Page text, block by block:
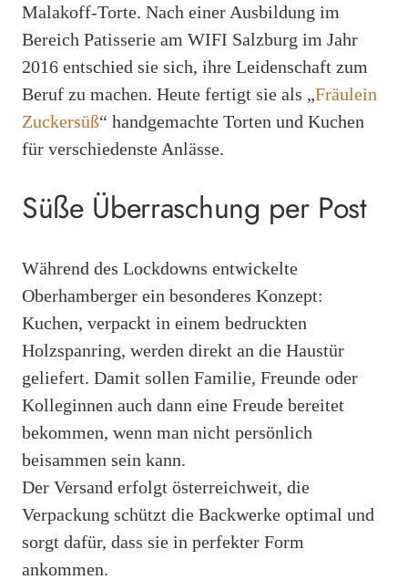
Malakoff-Torte. Nach einer Ausbildung im
Bereich Patisserie am WIFI Salzburg im Jahr
2016 entschied sie sich, ihre Leidenschaft zum
Beruf zu machen. Heute fertigt sie als „Fräulein
Zuckersüß“ handgemachte Torten und Kuchen
für verschiedenste Anlässe.
Süße Überraschung per Post
Während des Lockdowns entwickelte
Oberhamberger ein besonderes Konzept:
Kuchen, verpackt in einem bedruckten
Holzspanring, werden direkt an die Haustür
geliefert. Damit sollen Familie, Freunde oder
Kolleginnen auch dann eine Freude bereitet
bekommen, wenn man nicht persönlich
beisammen sein kann.
Der Versand erfolgt österreichweit, die
Verpackung schützt die Backwerke optimal und
sorgt dafür, dass sie in perfekter Form
ankommen.